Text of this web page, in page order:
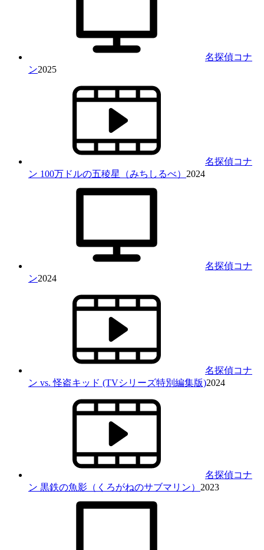
名探偵コナ
ン2025
名探偵コナ
ン 100万ドルの五稜星（みちしるべ） 2024
名探偵コナ
ン2024
名探偵コナ
ン vs. 怪盗キッド (TVシリーズ特別編集版)2024
名探偵コナ
ン 黒鉄の魚影（くろがねのサブマリン） 2023